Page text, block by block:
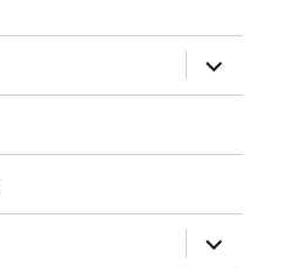
öffnen
öffnen